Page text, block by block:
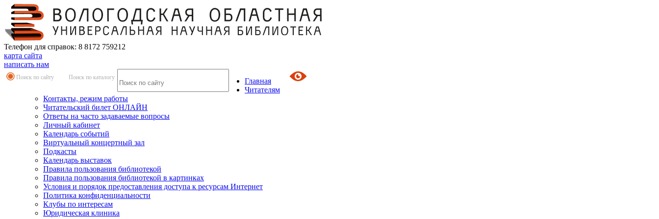
Телефон для справок: 8 8172 759212
карта сайта
написать нам
Поиск по сайту Поиск по каталогу
Главная
Читателям
Контакты, режим работы
Читательский билет ОНЛАЙН
Ответы на часто задаваемые вопросы
Личный кабинет
Календарь событий
Виртуальный концертный зал
Подкасты
Календарь выставок
Правила пользования библиотекой
Правила пользования библиотекой в картинках
Условия и порядок предоставления доступа к ресурсам Интернет
Политика конфиденциальности
Клубы по интересам
Юридическая клиника